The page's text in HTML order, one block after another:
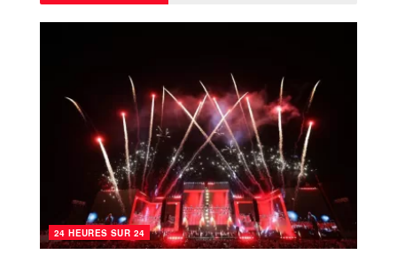
24 HEURES SUR 24